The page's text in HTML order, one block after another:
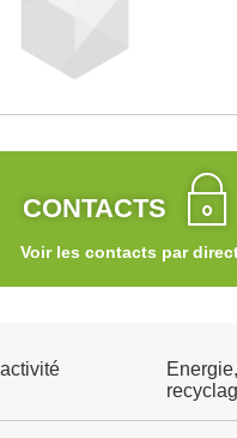
CONTACTS
Voir les contacts par